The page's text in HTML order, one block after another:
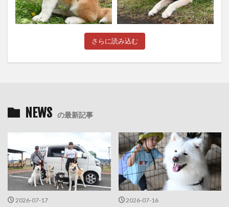
さらに読み込む
NEWS の最新記事
2026-07-17 2026-07-16